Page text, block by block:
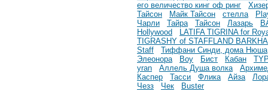
его величество кинг оф ринг
Тайсон
Майк Тайсон стелла
Чарли
Тайра Тайсон Лазарь
Hollywood
LATIFA TIGRINA for
TIGRASHY of STAFFLAND
Staff
Тиффани Синди, дома Нюша
Элеонора
Boy Бист Кабан
yran
Аллель Душа волка
Каспер
Тасси Флика Айза
Чезз
Чек Buster